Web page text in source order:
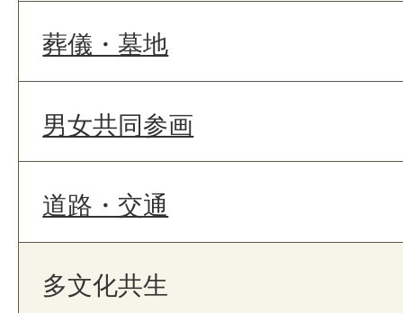
葬儀・墓地
男女共同参画
道路・交通
多文化共生